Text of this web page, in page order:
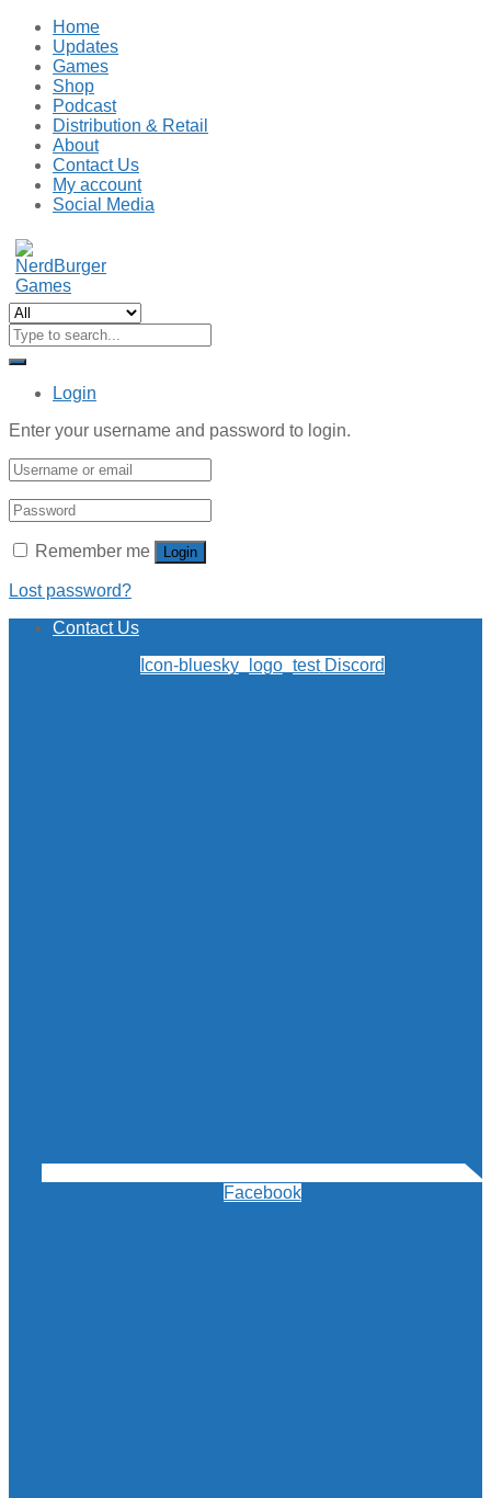
Home
Updates
Games
Shop
Podcast
Distribution & Retail
About
Contact Us
My account
Social Media
Login
Enter your username and password to login.
Remember me Login
Lost password?
Contact Us
Icon-bluesky_logo_test Discord
Facebook